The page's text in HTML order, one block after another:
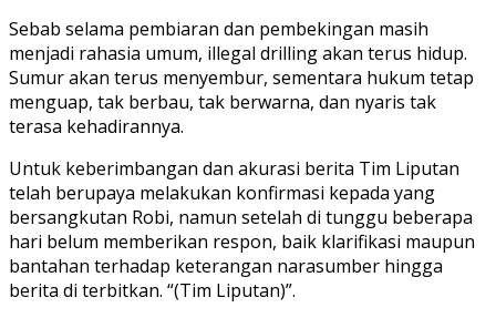
Sebab selama pembiaran dan pembekingan masih
menjadi rahasia umum, illegal drilling akan terus hidup.
Sumur akan terus menyembur, sementara hukum tetap
menguap, tak berbau, tak berwarna, dan nyaris tak
terasa kehadirannya.
Untuk keberimbangan dan akurasi berita Tim Liputan
telah berupaya melakukan konfirmasi kepada yang
bersangkutan Robi, namun setelah di tunggu beberapa
hari belum memberikan respon, baik klarifikasi maupun
bantahan terhadap keterangan narasumber hingga
berita di terbitkan. “(Tim Liputan)”.